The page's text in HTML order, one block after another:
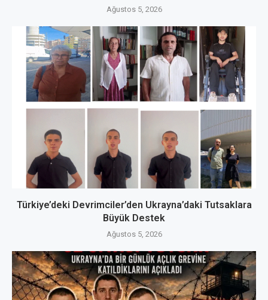
Ağustos 5, 2026
Türkiye’deki Devrimciler’den Ukrayna’daki Tutsaklara
Büyük Destek
Ağustos 5, 2026